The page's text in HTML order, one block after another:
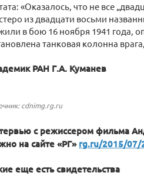
«Оказалось, что не все
из двадцати восьми
в бою 16 ноября 1941 года,
танковая колонна
РАН Г.А. Куманев
cdnimg.rg.ru
с режиссером фильма
на сайте «РГ»rg.ru/2015/07/
еще есть свидетельства